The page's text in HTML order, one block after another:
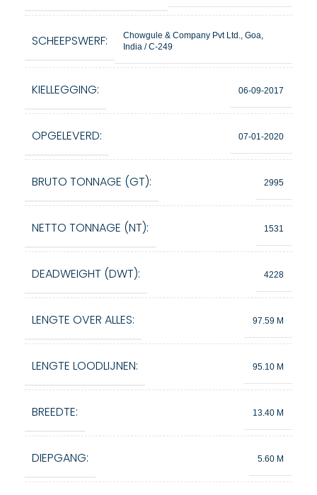
SCHEEPSWERF:
Chowgule & Company Pvt Ltd., Goa,
India / C-249
KIELLEGGING: 06-09-2017
OPGELEVERD: 07-01-2020
BRUTO TONNAGE (GT): 2995
NETTO TONNAGE (NT): 1531
DEADWEIGHT (DWT): 4228
LENGTE OVER ALLES: 97.59 M
LENGTE LOODLIJNEN: 95.10 M
BREEDTE: 13.40 M
DIEPGANG: 5.60 M